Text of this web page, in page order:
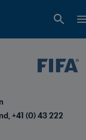
+41 (0) 43 222